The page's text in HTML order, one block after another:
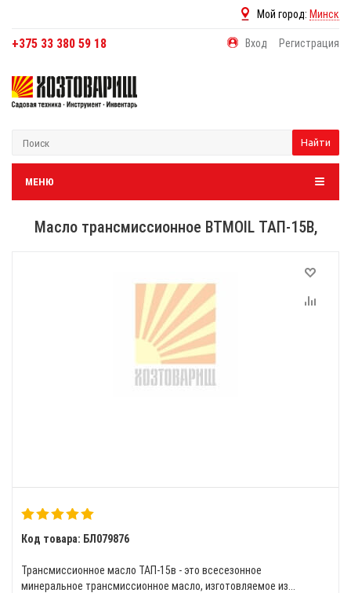
Мой город: Минск
+375 33 380 59 18 Вход Регистрация
Найти
МЕНЮ
Масло трансмиссионное BTMOIL ТАП-15В,
Код товара: БЛ079876
Трансмиссионное масло ТАП-15в - это всесезонное
минеральное трансмиссионное масло, изготовляемое из...